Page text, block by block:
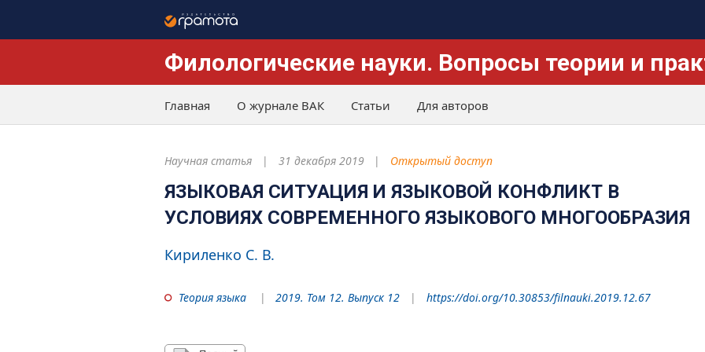
Филологические науки. Вопросы теории и
Главная О журнале ВАК Статьи Для авторов
Научная статья 31 декабря 2019 Открытый доступ
ЯЗЫКОВАЯ СИТУАЦИЯ И ЯЗЫКОВОЙ КОНФЛИКТ В
УСЛОВИЯХ СОВРЕМЕННОГО ЯЗЫКОВОГО МНОГООБРАЗИЯ
Кириленко С. В.
Теория языка 2019. Том 12. Выпуск 12 https://doi.org/10.30853/filnauki.2019.12.67